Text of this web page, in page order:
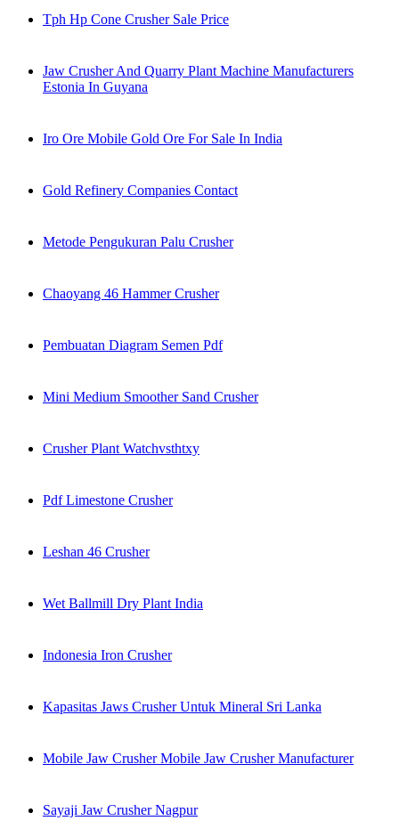
Tph Hp Cone Crusher Sale Price
Jaw Crusher And Quarry Plant Machine Manufacturers
Estonia In Guyana
Iro Ore Mobile Gold Ore For Sale In India
Gold Refinery Companies Contact
Metode Pengukuran Palu Crusher
Chaoyang 46 Hammer Crusher
Pembuatan Diagram Semen Pdf
Mini Medium Smoother Sand Crusher
Crusher Plant Watchvsthtxy
Pdf Limestone Crusher
Leshan 46 Crusher
Wet Ballmill Dry Plant India
Indonesia Iron Crusher
Kapasitas Jaws Crusher Untuk Mineral Sri Lanka
Mobile Jaw Crusher Mobile Jaw Crusher Manufacturer
Sayaji Jaw Crusher Nagpur